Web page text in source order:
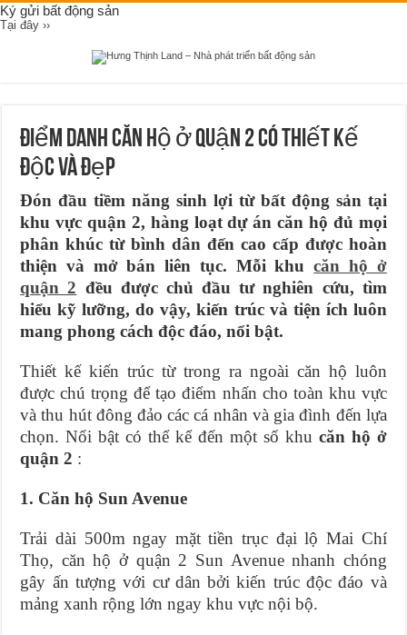
Ký gửi bất động sản
Tại đây ››
Điểm danh căn hộ ở quận 2 có thiết kế
độc và đẹp
Đón đầu tiềm năng sinh lợi từ bất động sản tại
khu vực quận 2, hàng loạt dự án căn hộ đủ mọi
phân khúc từ bình dân đến cao cấp được hoàn
thiện và mở bán liên tục. Mỗi khucăn hộ ở
quận 2 đều được chủ đầu tư nghiên cứu, tìm
hiểu kỹ lưỡng, do vậy, kiến trúc và tiện ích luôn
mang phong cách độc đáo, nổi bật.
Thiết kế kiến trúc từ trong ra ngoài căn hộ luôn
được chú trọng để tạo điểm nhấn cho toàn khu vực
và thu hút đông đảo các cá nhân và gia đình đến lựa
chọn. Nổi bật có thể kể đến một số khu căn hộ ở
quận 2 :
1. Căn hộ Sun Avenue
Trải dài 500m ngay mặt tiền trục đại lộ Mai Chí
Thọ, căn hộ ở quận 2 Sun Avenue nhanh chóng
gây ấn tượng với cư dân bởi kiến trúc độc đáo và
mảng xanh rộng lớn ngay khu vực nội bộ.